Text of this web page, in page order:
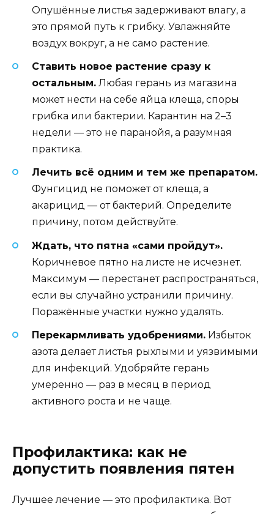
Опушённые листья задерживают влагу, а
это прямой путь к грибку. Увлажняйте
воздух вокруг, а не само растение.
Ставить новое растение сразу к
остальным. Любая герань из магазина
может нести на себе яйца клеща, споры
грибка или бактерии. Карантин на 2–3
недели — это не паранойя, а разумная
практика.
Лечить всё одним и тем же препаратом.
Фунгицид не поможет от клеща, а
акарицид — от бактерий. Определите
причину, потом действуйте.
Ждать, что пятна «сами пройдут».
Коричневое пятно на листе не исчезнет.
Максимум — перестанет распространяться,
если вы случайно устранили причину.
Поражённые участки нужно удалять.
Перекармливать удобрениями. Избыток
азота делает листья рыхлыми и уязвимыми
для инфекций. Удобряйте герань
умеренно — раз в месяц в период
активного роста и не чаще.
Профилактика: как не
допустить появления пятен
Лучшее лечение — это профилактика. Вот